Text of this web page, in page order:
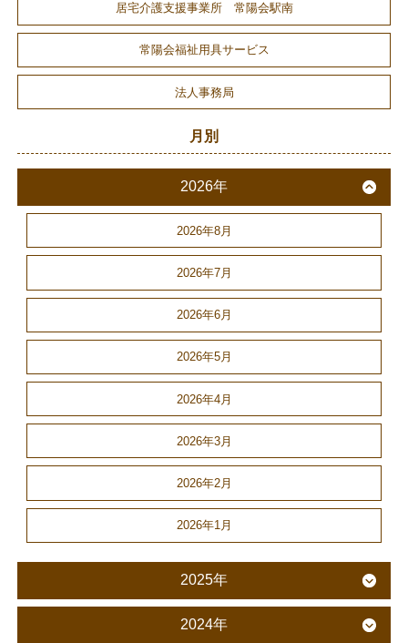
居宅介護支援事業所 常陽会駅南
常陽会福祉用具サービス
法人事務局
月別
2026年
2026年8月
2026年7月
2026年6月
2026年5月
2026年4月
2026年3月
2026年2月
2026年1月
2025年
2024年